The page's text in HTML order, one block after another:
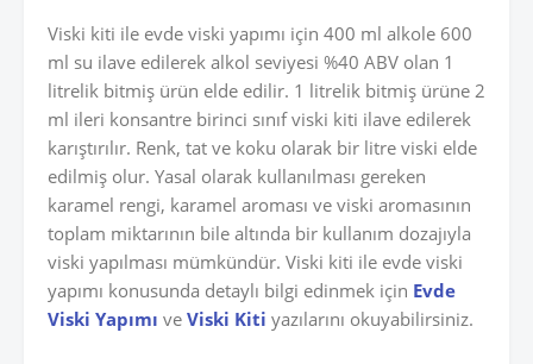
Viski kiti ile evde viski yapımı için 400 ml alkole 600
ml su ilave edilerek alkol seviyesi %40 ABV olan 1
litrelik bitmiş ürün elde edilir. 1 litrelik bitmiş ürüne 2
ml ileri konsantre birinci sınıf viski kiti ilave edilerek
karıştırılır. Renk, tat ve koku olarak bir litre viski elde
edilmiş olur. Yasal olarak kullanılması gereken
karamel rengi, karamel aroması ve viski aromasının
toplam miktarının bile altında bir kullanım dozajıyla
viski yapılması mümkündür. Viski kiti ile evde viski
yapımı konusunda detaylı bilgi edinmek için Evde
Viski Yapımı ve Viski Kiti yazılarını okuyabilirsiniz.